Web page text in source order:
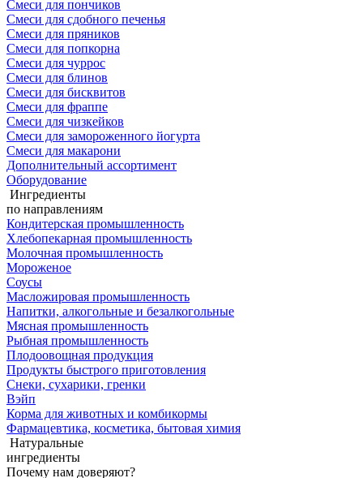
Смеси для пончиков
Смеси для сдобного печенья
Смеси для пряников
Смеси для попкорна
Смеси для чуррос
Смеси для блинов
Смеси для бисквитов
Смеси для фраппе
Смеси для чизкейков
Смеси для замороженного йогурта
Смеси для макарони
Дополнительный ассортимент
Оборудование
Ингредиенты
по направлениям
Кондитерская промышленность
Хлебопекарная промышленность
Молочная промышленность
Мороженое
Соусы
Масложировая промышленность
Напитки, алкогольные и безалкогольные
Мясная промышленность
Рыбная промышленность
Плодоовощная продукция
Продукты быстрого приготовления
Снеки, сухарики, гренки
Вэйп
Корма для животных и комбикормы
Фармацевтика, косметика, бытовая химия
Натуральные
ингредиенты
Почему нам доверяют?